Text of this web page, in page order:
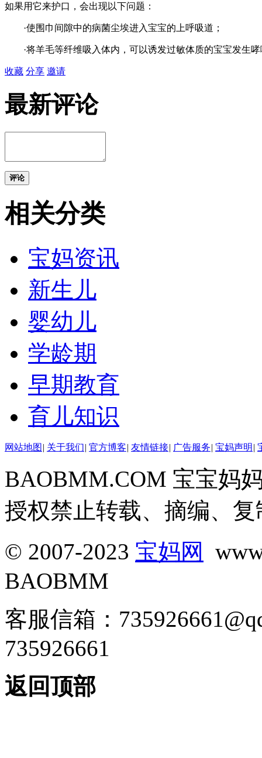
如果用它来护口，会出现以下问题：
·使围巾间隙中的病菌尘埃进入宝宝的上呼吸道；
·将羊毛等纤维吸入体内，可以诱发过敏体质的宝宝发生哮
收藏 分享 邀请
最新评论
评论
相关分类
宝妈资讯
新生儿
婴幼儿
学龄期
早期教育
育儿知识
网站地图 | 关于我们| 官方博客| 友情链接| 广告服务| 宝妈声明 |
BAOBMM.COM 宝宝妈
授权禁止转载、摘编、
© 2007-2023 宝妈网
BAOBMM
客服信箱：
735926661
返回顶部